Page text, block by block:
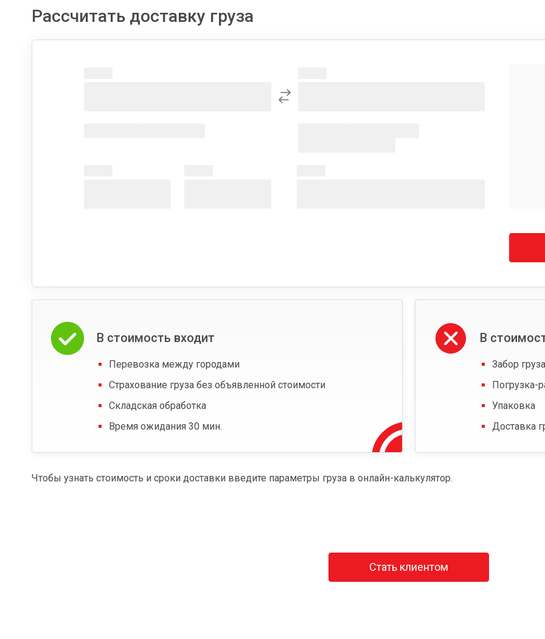
Рассчитать доставку груза
В стоимость входит
Перевозка между городами
Страхование груза без объявленной стоимости
Складская обработка
Время ожидания 30 мин.
В
Забор
Погрузка-
Упаковка
Доставка
Чтобы узнать стоимость и сроки доставки введите параметры груза в онлайн-калькулятор.
Стать клиентом